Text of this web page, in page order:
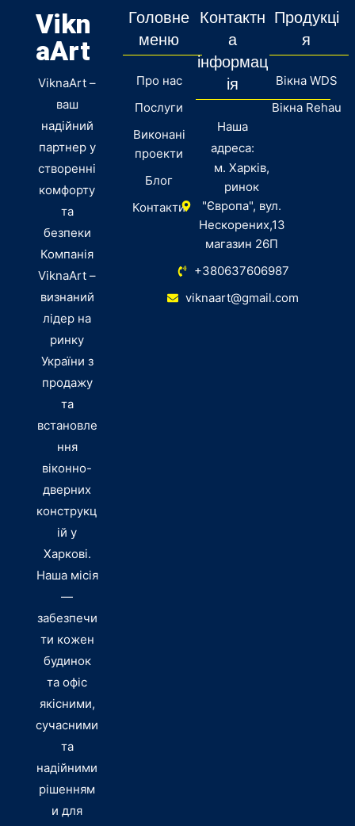
Vikn
aArt
ViknaArt –
ваш
надійний
партнер у
створенні
комфорту
та
безпеки
Компанія
ViknaArt –
визнаний
лідер на
ринку
України з
продажу
та
встановле
ння
віконно-
дверних
конструкц
ій у
Харкові.
Наша місія
—
забезпечи
ти кожен
будинок
та офіс
якісними,
сучасними
та
надійними
рішенням
и для
Головне
меню
Про нас
Послуги
Виконані
проекти
Блог
Контакти
Контактн
а
інформац
ія
Наша
адреса:
м. Харків,
ринок
"Європа", вул.
Нескорених,13
магазин 26П
+380637606987
viknaart@gmail.com
Продукці
я
Вікна WDS
Вікна Rehau